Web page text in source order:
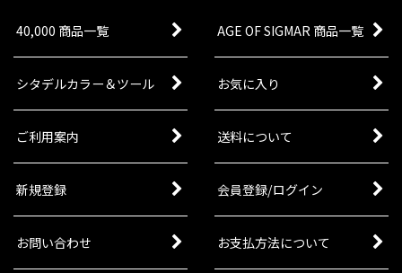
40,000 商品一覧 AGE OF SIGMAR 商品一覧
シタデルカラー＆ツール お気に入り
ご利用案内 送料について
新規登録 会員登録/ログイン
お問い合わせ お支払方法について